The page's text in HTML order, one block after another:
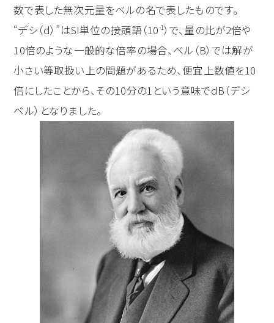
数で表した無次元量をベルの名で表したものです。
“デシ（d）”はSI単位の接頭語（10-1）で、量の比が2倍や
10倍のような一般的な倍率の場合、ベル（B）では解が
小さい等取扱い上の問題があるため、便宜上数値を10
倍にしたことから、その10分の1という意味でdB（デシ
ベル）となりました。